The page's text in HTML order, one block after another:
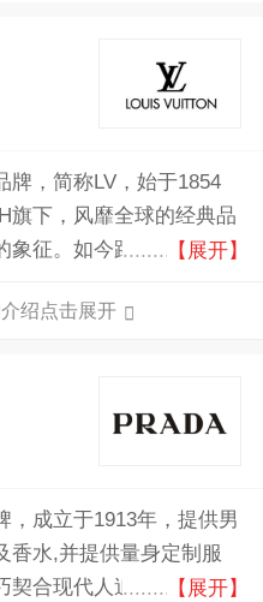
牌，简称LV，始于1854
旗下，风靡全球的经典品
象征。如今路易·威登这
箱包、珠宝、手表、 传
【展开】
绍点击展开
3
，成立于1913年，提供男
香水,并提供量身定制服
契合现代人追求切身实用
【展开】